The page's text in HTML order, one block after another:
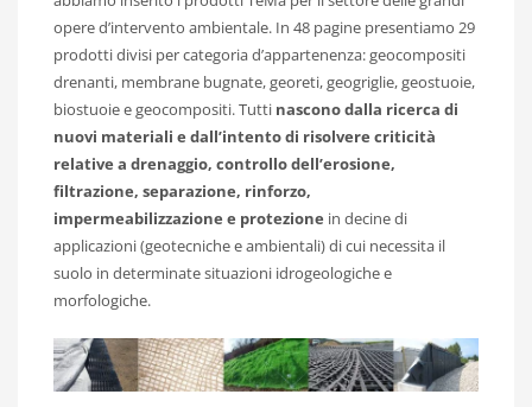
opere d’intervento ambientale. In 48 pagine presentiamo 29
prodotti divisi per categoria d’appartenenza: geocompositi
drenanti, membrane bugnate, georeti, geogriglie, geostuoie,
biostuoie e geocompositi. Tutti nascono dalla ricerca di
nuovi materiali e dall’intento di risolvere criticità
relative a drenaggio, controllo dell’erosione,
filtrazione, separazione, rinforzo,
impermeabilizzazione e protezione in decine di
applicazioni (geotecniche e ambientali) di cui necessita il
suolo in determinate situazioni idrogeologiche e
morfologiche.